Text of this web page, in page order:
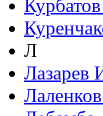
Л
Лазарев